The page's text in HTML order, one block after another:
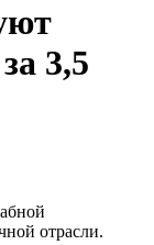
3,5
отрасли.